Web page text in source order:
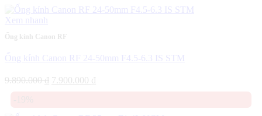
Xem nhanh
Ống kính Canon RF
Ống kính Canon RF 24-50mm F4.5-6.3 IS STM
9.890.000₫ Giá
7.900.000 ₫